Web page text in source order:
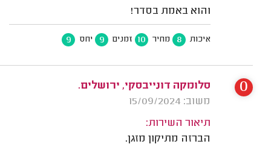
והוא באמת בסדר!
איכות 8 מחיר 10 זמנים 9 יחס 9
סלומקה דונייבסקי, ירושלים.
משוב: 15/09/2024
תיאור השירות:
הברזה מתיקון מזגן.
0